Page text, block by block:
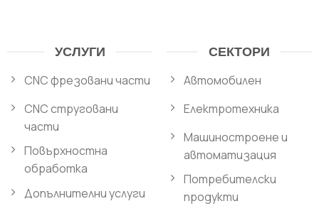
УСЛУГИ
CNC фрезовани части
CNC струговани
части
Повърхностна
обработка
Допълнителни услуги
СЕКТОРИ
Автомобилен
Електротехника
Машиностроене и
автоматизация
Потребителски
продукти